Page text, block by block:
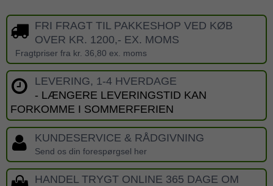
FRI FRAGT TIL PAKKESHOP VED KØB
OVER KR. 1200,- EX. MOMS
Fragtpriser fra kr. 36,80 ex. moms
LEVERING, 1-4 HVERDAGE
- LÆNGERE LEVERINGSTID KAN
FORKOMME I SOMMERFERIEN
KUNDESERVICE & RÅDGIVNING
Send os din forespørgsel her
HANDEL TRYGT ONLINE 365 DAGE OM